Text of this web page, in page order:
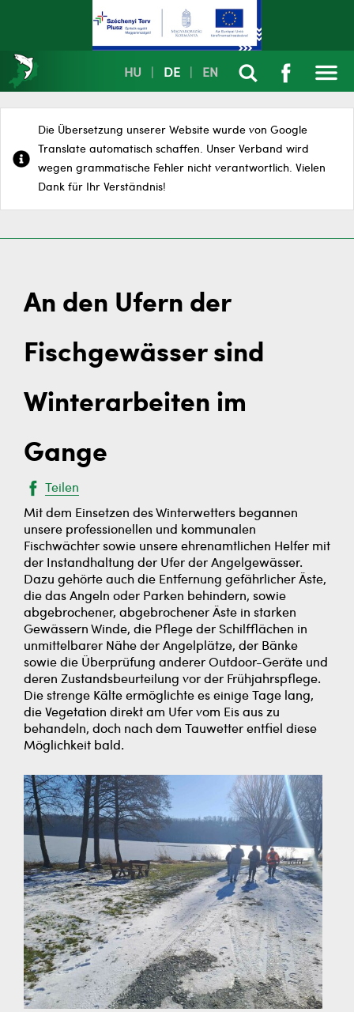
HU DE EN
Die Übersetzung unserer Website wurde von Google
Translate automatisch schaffen. Unser Verband wird
wegen grammatische Fehler nicht verantwortlich. Vielen
Dank für Ihr Verständnis!
An den Ufern der
Fischgewässer sind
Winterarbeiten im
Gange
Teilen
Mit dem Einsetzen des Winterwetters begannen
unsere professionellen und kommunalen
Fischwächter sowie unsere ehrenamtlichen Helfer mit
der Instandhaltung der Ufer der Angelgewässer.
Dazu gehörte auch die Entfernung gefährlicher Äste,
die das Angeln oder Parken behindern, sowie
abgebrochener, abgebrochener Äste in starken
Gewässern Winde, die Pflege der Schilfflächen in
unmittelbarer Nähe der Angelplätze, der Bänke
sowie die Überprüfung anderer Outdoor-Geräte und
deren Zustandsbeurteilung vor der Frühjahrspflege.
Die strenge Kälte ermöglichte es einige Tage lang,
die Vegetation direkt am Ufer vom Eis aus zu
behandeln, doch nach dem Tauwetter entfiel diese
Möglichkeit bald.